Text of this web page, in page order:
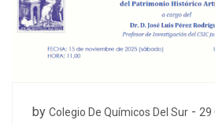
by Colegio De Químicos Del Sur - 29